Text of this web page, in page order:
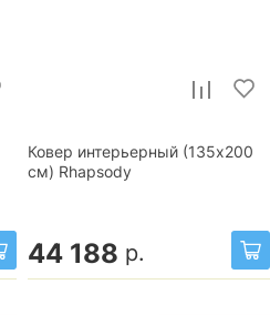
Ковер интерьерный (135x200
см) Rhapsody
44 188 р.